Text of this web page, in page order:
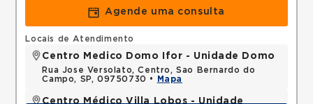
Agende uma consulta
Locais de Atendimento
Centro Medico Domo Ifor - Unidade Domo
Rua Jose Versolato, Centro, Sao Bernardo do
Campo, SP, 09750730 •
Mapa
Centro Médico Villa Lobos - Unidade